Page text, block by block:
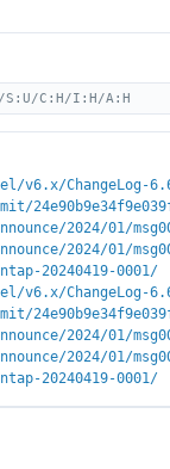
S:U/C:H/I:H/A:H
v6.x/ChangeLog-
2024/01/
2024/01/
20240419-0001/
v6.x/ChangeLog-
2024/01/
2024/01/
20240419-0001/